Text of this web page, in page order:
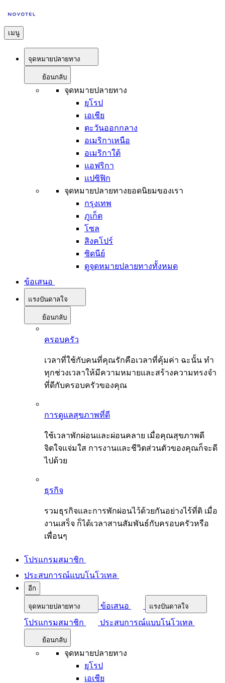
เมนู
จุดหมายปลายทาง
ย้อนกลับ
จุดหมายปลายทาง
ยุโรป
เอเชีย
ตะวันออกกลาง
อเมริกาเหนือ
อเมริกาใต้
แอฟริกา
แปซิฟิก
จุดหมายปลายทางยอดนิยมของเรา
กรุงเทพ
ภูเก็ต
โซล
สิงคโปร์
ซิดนีย์
ดูจุดหมายปลายทางทั้งหมด
ข้อเสนอ
แรงบันดาลใจ
ย้อนกลับ
ครอบครัว
เวลาที่ใช้กับคนที่คุณรักคือเวลาที่คุ้มค่า ฉะนั้น ทำ
ทุกช่วงเวลาให้มีความหมายและสร้างความทรงจำ
ที่ดีกับครอบครัวของคุณ
การดูแลสุขภาพที่ดี
ใช้เวลาพักผ่อนและผ่อนคลาย เมื่อคุณสุขภาพดี
จิตใจแจ่มใส การงานและชีวิตส่วนตัวของคุณก็จะดี
ไปด้วย
ธุรกิจ
รวมธุรกิจและการพักผ่อนไว้ด้วยกันอย่างไร้ที่ติ เมื่อ
งานเสร็จ ก็ได้เวลาสานสัมพันธ์กับครอบครัวหรือ
เพื่อนๆ
โปรแกรมสมาชิก
ประสบการณ์แบบโนโวเทล
อีก
จุดหมายปลายทาง ข้อเสนอ แรงบันดาลใจ
โปรแกรมสมาชิก ประสบการณ์แบบโนโวเทล
ย้อนกลับ
จุดหมายปลายทาง
ยุโรป
เอเชีย